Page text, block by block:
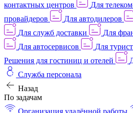
контактных центров
Для
провайдеров
Для автодилеров
Для служб доставки
Для
Для автосервисов
Для
Решения для гостиниц и отелей
Служба персонала
Назад
По задачам
Организация удалённой работы